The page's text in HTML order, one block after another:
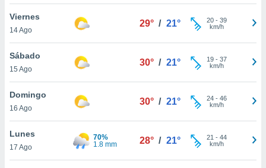
de
disponible
cookies
aceptar
Viernes
14 Ago
29° / 21° 20- 39
km/h
Sábado
15 Ago
30° / 21° 19- 37
km/h
Domingo
16 Ago
30° / 21° 24- 46
km/h
Lunes
17 Ago
70%
1.8 mm
28° / 21° 21 - 44
km/h